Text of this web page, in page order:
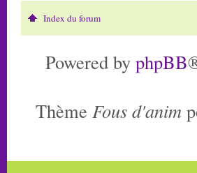
Index du forum
Powered by phpBB
Thème Fous d'anim